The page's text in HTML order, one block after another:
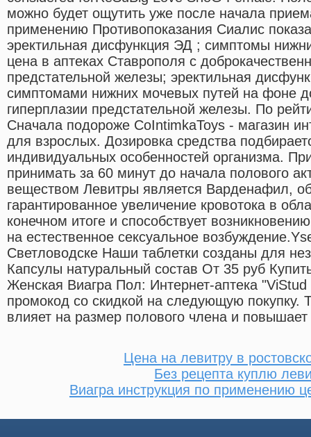
можно будет ощутить уже после начала
применению Противопоказания Сиалис
эректильная дисфункция ЭД ; симптомы
цена в аптеках Ставрополя с
предстательной железы; эректильная
симптомами нижних мочевых путей на фоне
гиперплазии предстательной железы. По
Сначала подороже СоIntimkaToys - магазин
для взрослых. Дозировка средства
индивидуальных особенностей организма.
принимать за 60 минут до начала полового
веществом Левитры является Варденафил,
гарантированное увеличение кровотока в
конечном итоге и способствует
на естественное сексуальное
Светловодске Наши таблетки созданы для
Капсулы натуральный состав От 35 руб
Женская Виагра Пол: Интернет-аптека
промокод со скидкой на следующую покупку.
влияет на размер полового члена и
Цена на левитру в
Без рецепта куплю
Виагра инструкция по применению